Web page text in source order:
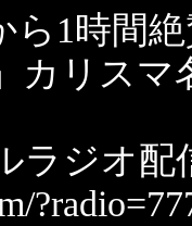
ら1時間
カリスマ
ラジオ配